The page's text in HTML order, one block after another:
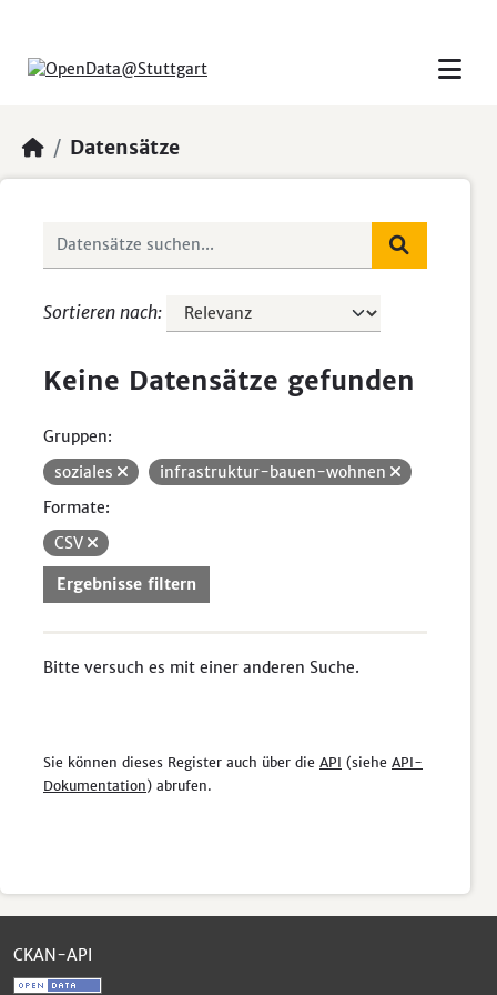
Datensätze
Sortieren nach
Keine Datensätze gefunden
Gruppen:
soziales
infrastruktur-bauen-wohnen
Formate:
CSV
Ergebnisse filtern
Bitte versuch es mit einer anderen Suche.
Sie können dieses Register auch über die API (siehe API-
Dokumentation) abrufen.
CKAN-API